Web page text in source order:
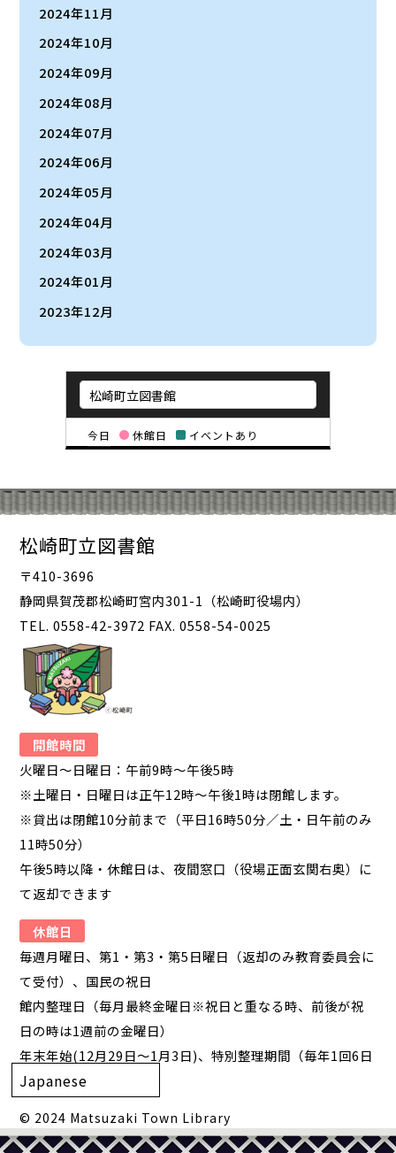
今日 休館日 イベントあり
2024年11月
2024年10月
2024年09月
2024年08月
2024年07月
2024年06月
2024年05月
2024年04月
2024年03月
2024年01月
2023年12月
松崎町立図書館
〒410-3696
静岡県賀茂郡松崎町宮内301-1（松崎町役場内）
TEL. 0558-42-3972 FAX. 0558-54-0025
開館時間
火曜日～日曜日：午前9時～午後5時
※土曜日・日曜日は正午12時～午後1時は閉館します。
※貸出は閉館10分前まで（平日16時50分／土・日午前のみ
11時50分）
午後5時以降・休館日は、夜間窓口（役場正面玄関右奥）に
て返却できます
休館日
毎週月曜日、第1・第3・第5日曜日（返却のみ教育委員会に
て受付）、国民の祝日
館内整理日（毎月最終金曜日※祝日と重なる時、前後が祝
日の時は1週前の金曜日）
年末年始(12月29日～1月3日)、特別整理期間（毎年1回6日
間／1月第4週）
© 2024 Matsuzaki Town Library